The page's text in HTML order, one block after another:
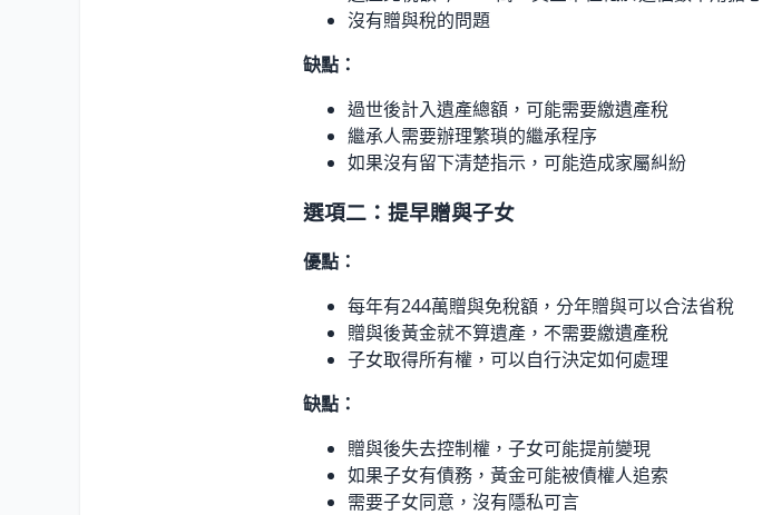
沒有贈與稅的問題
缺點：
過世後計入遺產總額，可能需要繳遺產稅
繼承人需要辦理繁瑣的繼承程序
如果沒有留下清楚指示，可能造成家屬糾紛
選項二：提早贈與子女
優點：
每年有244萬贈與免稅額，分年贈與可以合法省稅
贈與後黃金就不算遺產，不需要繳遺產稅
子女取得所有權，可以自行決定如何處理
缺點：
贈與後失去控制權，子女可能提前變現
如果子女有債務，黃金可能被債權人追索
需要子女同意，沒有隱私可言